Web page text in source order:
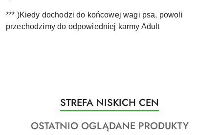
*** )Kiedy dochodzi do końcowej wagi psa, powoli
przechodzimy do odpowiedniej karmy Adult
Pomiń karuzelę produktów
Produkty
o
statusie:
STREFA NISKICH CEN
Produkty
OSTATNIO OGLĄDANE PRODUKTY